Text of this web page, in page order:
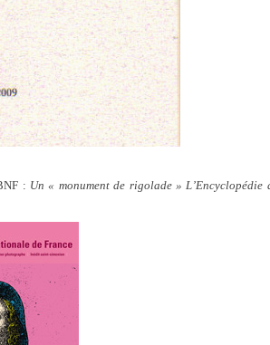
: Un « monument de rigolade » L’Encyclopédie